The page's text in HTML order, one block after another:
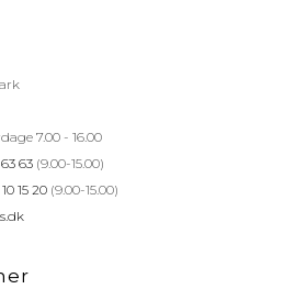
7.00 - 16.00
63 63 (9.00-15.00)
15 20 (9.00-15.00)